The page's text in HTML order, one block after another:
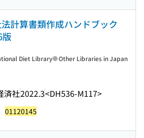
計算書類作成ハンドブック
済社2022.3<DH536-M117>
Diet Library Other Libraries in Japan
01120145